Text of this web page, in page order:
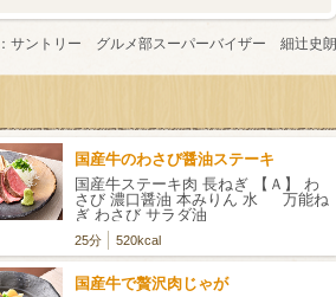
サントリー グルメ部スーパーバイザー 細辻史朗
国産牛のわさび醤油ステーキ
国産牛ステーキ肉 長ねぎ 【Ａ】 わ
さび 濃口醤油 本みりん 水 万能ね
ぎ わさび サラダ油
25分 520kcal
国産牛で贅沢肉じゃが